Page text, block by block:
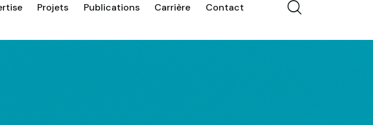
Projets Publications Carrière Contact